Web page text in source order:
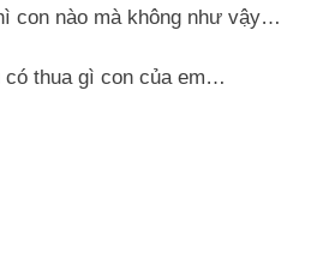
con nào mà không như vậy…
có thua gì con của em…